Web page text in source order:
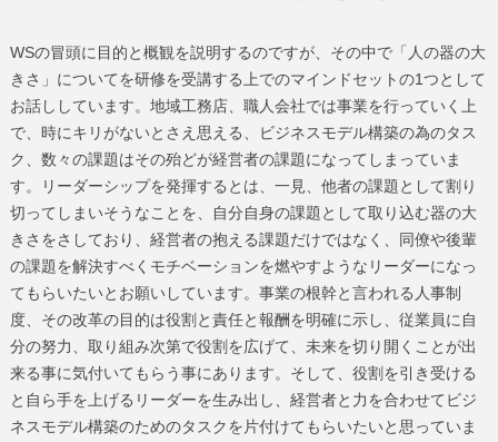
WSの冒頭に目的と概観を説明するのですが、その中で「人の器の大
きさ」についてを研修を受講する上でのマインドセットの1つとして
お話ししています。地域工務店、職人会社では事業を行っていく上
で、時にキリがないとさえ思える、ビジネスモデル構築の為のタス
ク、数々の課題はその殆どが経営者の課題になってしまっていま
す。リーダーシップを発揮するとは、一見、他者の課題として割り
切ってしまいそうなことを、自分自身の課題として取り込む器の大
きさをさしており、経営者の抱える課題だけではなく、同僚や後輩
の課題を解決すべくモチベーションを燃やすようなリーダーになっ
てもらいたいとお願いしています。事業の根幹と言われる人事制
度、その改革の目的は役割と責任と報酬を明確に示し、従業員に自
分の努力、取り組み次第で役割を広げて、未来を切り開くことが出
来る事に気付いてもらう事にあります。そして、役割を引き受ける
と自ら手を上げるリーダーを生み出し、経営者と力を合わせてビジ
ネスモデル構築のためのタスクを片付けてもらいたいと思っていま